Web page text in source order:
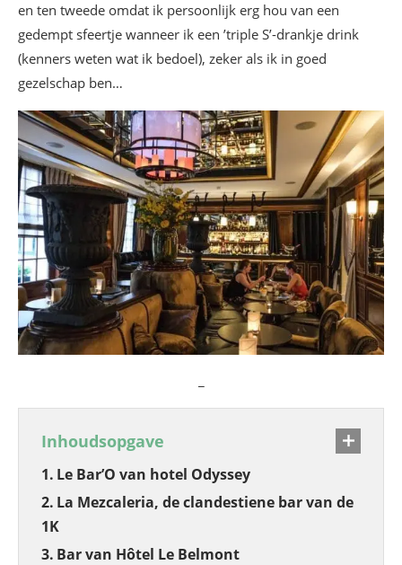
en ten tweede omdat ik persoonlijk erg hou van een
gedempt sfeertje wanneer ik een ’triple S’-drankje drink
(kenners weten wat ik bedoel), zeker als ik in goed
gezelschap ben…
Inhoudsopgave
Le Bar’O van hotel Odyssey
La Mezcaleria, de clandestiene bar van de
1K
Bar van Hôtel Le Belmont